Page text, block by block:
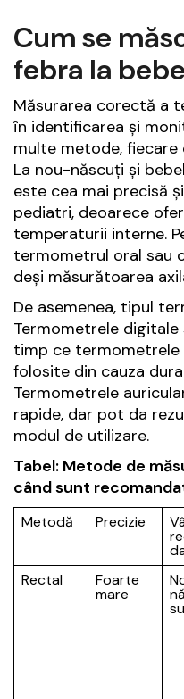
Cum se
febra la
Măsurarea corectă a
în identificarea și
multe metode, fiecare
La nou-născuți și
este cea mai precisă
pediatri, deoarece
temperaturii interne.
termometrul oral sau
deși măsurătoarea
De asemenea, tipul
Termometrele digitale
timp ce termometrele
folosite din cauza
Termometrele
rapide, dar pot da
modul de utilizare.
Tabel: Metode de
când sunt
Metodă Precizie
Rectal Foarte
mare